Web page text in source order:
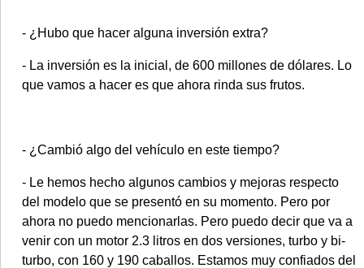
- ¿Hubo que hacer alguna inversión extra?
- La inversión es la inicial, de 600 millones de dólares. Lo
que vamos a hacer es que ahora rinda sus frutos.
- ¿Cambió algo del vehículo en este tiempo?
- Le hemos hecho algunos cambios y mejoras respecto
del modelo que se presentó en su momento. Pero por
ahora no puedo mencionarlas. Pero puedo decir que va a
venir con un motor 2.3 litros en dos versiones, turbo y bi-
turbo, con 160 y 190 caballos. Estamos muy confiados del